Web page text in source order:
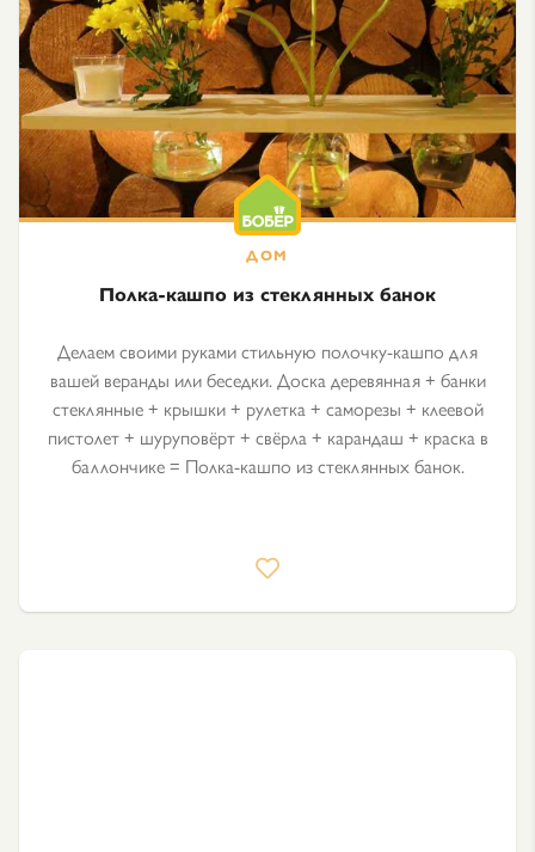
Полка-кашпо из стеклянных банок
Делаем своими руками стильную полочку-кашпо для
вашей веранды или беседки. Доска деревянная + банки
стеклянные + крышки + рулетка + саморезы + клеевой
пистолет + шуруповёрт + свёрла + карандаш + краска в
баллончике = Полка-кашпо из стеклянных банок.